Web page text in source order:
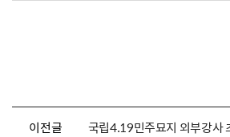
이전글 국립4.19민주묘지 외부강사